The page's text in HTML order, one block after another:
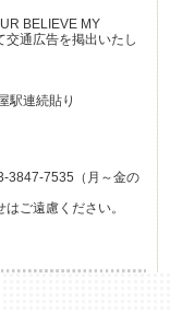
BELIEVE MY
交通広告を掲出いたし
連続貼り
3847-7535（月～金の
ご遠慮ください。